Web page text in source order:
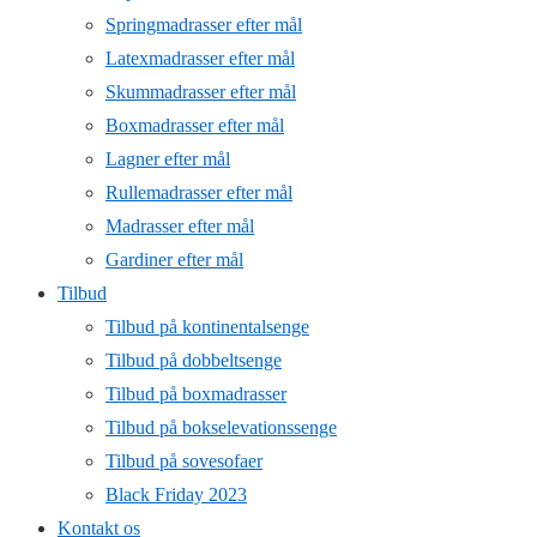
Springmadrasser efter mål
Latexmadrasser efter mål
Skummadrasser efter mål
Boxmadrasser efter mål
Lagner efter mål
Rullemadrasser efter mål
Madrasser efter mål
Gardiner efter mål
Tilbud
Tilbud på kontinentalsenge
Tilbud på dobbeltsenge
Tilbud på boxmadrasser
Tilbud på bokselevationssenge
Tilbud på sovesofaer
Black Friday 2023
Kontakt os